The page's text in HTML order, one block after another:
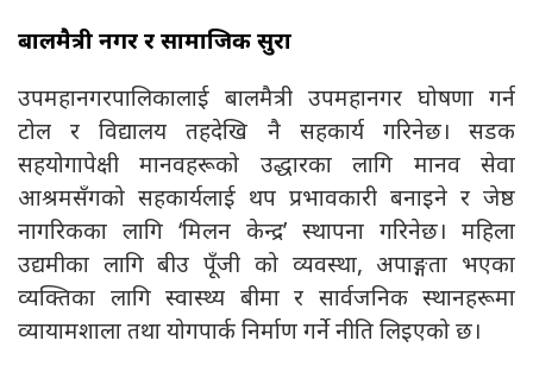
बालमैत्री नगर र सामाजिक सुरक्षा
उपमहानगरपालिकालाई बालमैत्री उपमहानगर घोषणा गर्न
टोल र विद्यालय तहदेखि नै सहकार्य गरिनेछ। सडक
सहयोगापेक्षी मानवहरूको उद्धारका लागि मानव सेवा
आश्रमसँगको सहकार्यलाई थप प्रभावकारी बनाइने र जेष्ठ
नागरिकका लागि ‘मिलन केन्द्र’ स्थापना गरिनेछ। महिला
उद्यमीका लागि बीउ पूँजी को व्यवस्था, अपाङ्गता भएका
व्यक्तिका लागि स्वास्थ्य बीमा र सार्वजनिक स्थानहरूमा
व्यायामशाला तथा योगपार्क निर्माण गर्ने नीति लिइएको छ।